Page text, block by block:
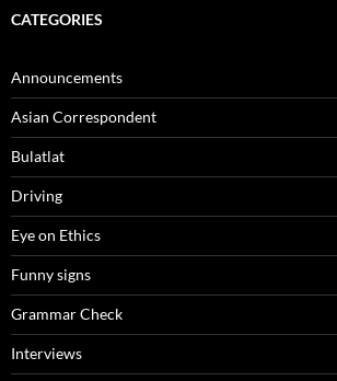
CATEGORIES
Announcements
Asian Correspondent
Bulatlat
Driving
Eye on Ethics
Funny signs
Grammar Check
Interviews